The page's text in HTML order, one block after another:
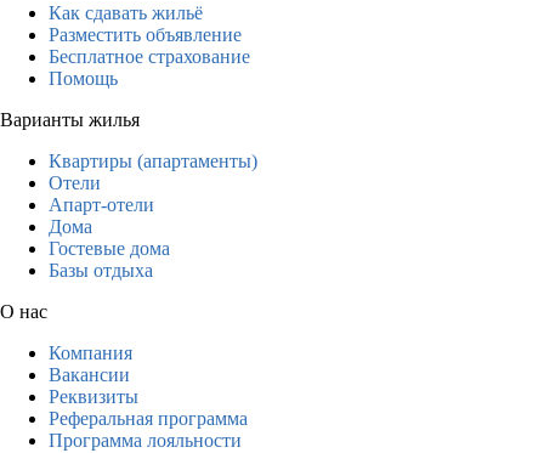
Как сдавать жильё
Разместить объявление
Бесплатное страхование
Помощь
Варианты жилья
Квартиры (апартаменты)
Отели
Апарт-отели
Дома
Гостевые дома
Базы отдыха
О нас
Компания
Вакансии
Реквизиты
Реферальная программа
Программа лояльности